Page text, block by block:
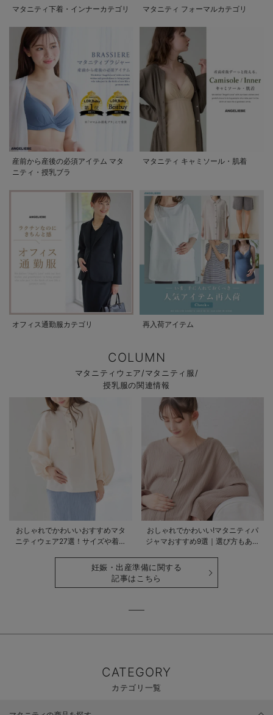
マタニティ下着・インナーカテゴリ マタニティ フォーマルカテゴリ
産前から産後の必須アイテム マタ
ニティ・授乳ブラ
マタニティ キャミソール・肌着
オフィス通勤服カテゴリ 再入荷アイテム
COLUMN
マタニティウェア/マタニティ服/
授乳服の関連情報
おしゃれでかわいいおすすめマタ
ニティウェア27選！サイズや着る
おしゃれでかわいい!マタニティパ
ジャマおすすめ9選｜選び方もあわ
妊娠・出産準備に関する
記事はこちら
CATEGORY
カテゴリ一覧